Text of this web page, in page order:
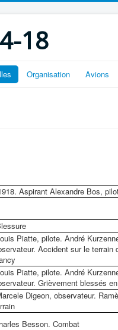
18
Organisation Avions
Aspirant Alexandre Bos,
Piatte, pilote. André
Accident sur le terrain
Piatte, pilote. André
Grièvement blessés
Digeon, observateur.
Besson. Combat